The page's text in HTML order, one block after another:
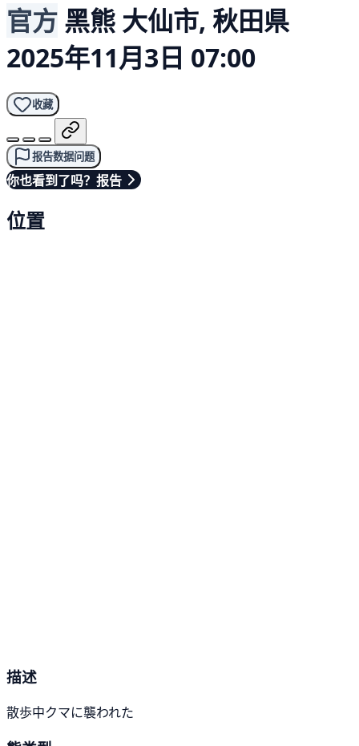
官方 黑熊 大仙市, 秋田県
2025年11月3日 07:00
收藏
报告数据问题
你也看到了吗？报告
位置
描述
散歩中クマに襲われた